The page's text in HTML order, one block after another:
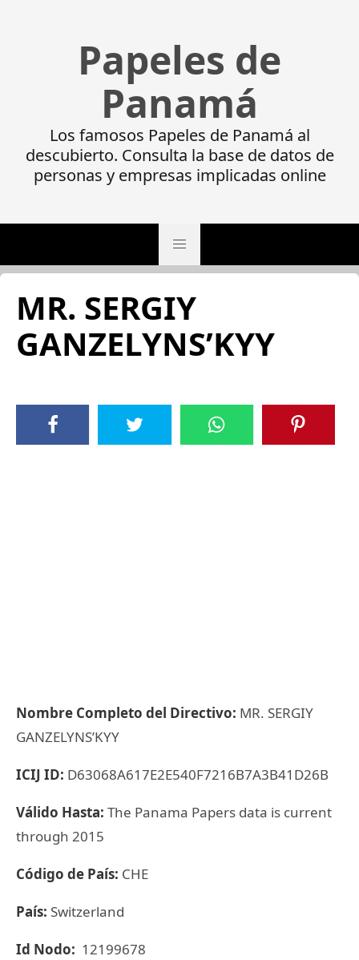
Papeles de
Panamá
Los famosos Papeles de Panamá al
descubierto. Consulta la base de datos de
personas y empresas implicadas online
MR. SERGIY
GANZELYNS’KYY
Nombre Completo del Directivo: MR. SERGIY
GANZELYNS’KYY
ICIJ ID: D63068A617E2E540F7216B7A3B41D26B
Válido Hasta: The Panama Papers data is current
through 2015
Código de País: CHE
País: Switzerland
Id Nodo: 12199678